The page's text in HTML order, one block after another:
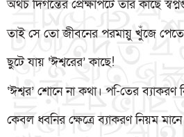
অথচ দিগন্তের প্রেক্ষাপটে তার কাছে
তাই সে তো জীবনের পরমায়ু খুঁজে পেতে
ছুটে যায় ‘ঈশ্বরের’ কাছে!
‘ঈশ্বর’ শোনে না কথা। প-িতের ব্যাকরণ
কেবল ধ্বনির ক্ষেত্রে ব্যাকরণ নিয়ম মানে